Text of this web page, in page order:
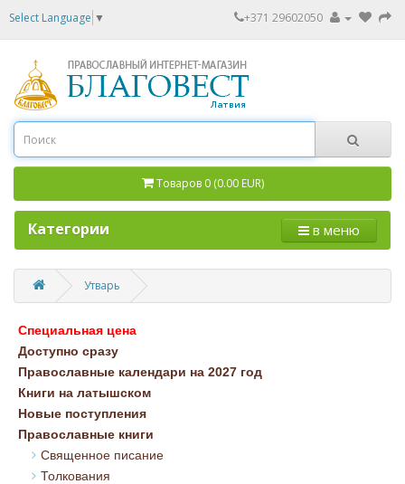
Select Language ▼ +371 29602050
Товаров 0 (0.00 EUR)
Категории в меню
Утварь
Специальная цена
Доступно сразу
Православные календари на 2027 год
Книги на латышском
Новые поступления
Православные книги
Священное писание
Толкования